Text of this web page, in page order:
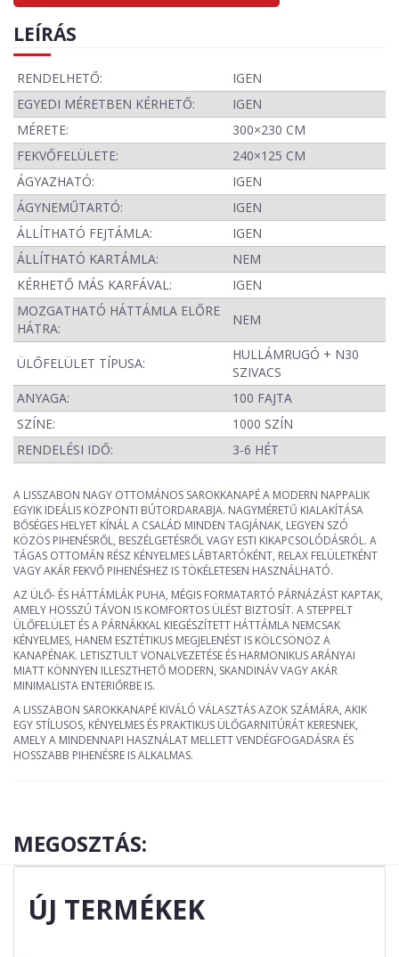
LEÍRÁS
RENDELHETŐ:
IGEN
EGYEDI MÉRETBEN KÉRHETŐ:
IGEN
MÉRETE:
300×230 CM
FEKVŐFELÜLETE:
240×125 CM
ÁGYAZHATÓ:
IGEN
ÁGYNEMŰTARTÓ:
IGEN
ÁLLÍTHATÓ FEJTÁMLA:
IGEN
ÁLLÍTHATÓ KARTÁMLA:
NEM
KÉRHETŐ MÁS KARFÁVAL:
IGEN
MOZGATHATÓ HÁTTÁMLA ELŐRE
HÁTRA:
NEM
ÜLŐFELÜLET TÍPUSA:
HULLÁMRUGÓ + N30
SZIVACS
ANYAGA:
100 FAJTA
SZÍNE:
1000 SZÍN
RENDELÉSI IDŐ:
3-6 HÉT
A LISSZABON NAGY OTTOMÁNOS SAROKKANAPÉ A MODERN NAPPALIK
EGYIK IDEÁLIS KÖZPONTI BÚTORDARABJA. NAGYMÉRETŰ KIALAKÍTÁSA
BŐSÉGES HELYET KÍNÁL A CSALÁD MINDEN TAGJÁNAK, LEGYEN SZÓ
KÖZÖS PIHENÉSRŐL, BESZÉLGETÉSRŐL VAGY ESTI KIKAPCSOLÓDÁSRÓL. A
TÁGAS OTTOMÁN RÉSZ KÉNYELMES LÁBTARTÓKÉNT, RELAX FELÜLETKÉNT
VAGY AKÁR FEKVŐ PIHENÉSHEZ IS TÖKÉLETESEN HASZNÁLHATÓ.
AZ ÜLŐ- ÉS HÁTTÁMLÁK PUHA, MÉGIS FORMATARTÓ PÁRNÁZÁST KAPTAK,
AMELY HOSSZÚ TÁVON IS KOMFORTOS ÜLÉST BIZTOSÍT. A STEPPELT
ÜLŐFELÜLET ÉS A PÁRNÁKKAL KIEGÉSZÍTETT HÁTTÁMLA NEMCSAK
KÉNYELMES, HANEM ESZTÉTIKUS MEGJELENÉST IS KÖLCSÖNÖZ A
KANAPÉNAK. LETISZTULT VONALVEZETÉSE ÉS HARMONIKUS ARÁNYAI
MIATT KÖNNYEN ILLESZTHETŐ MODERN, SKANDINÁV VAGY AKÁR
MINIMALISTA ENTERIŐRBE IS.
A LISSZABON SAROKKANAPÉ KIVÁLÓ VÁLASZTÁS AZOK SZÁMÁRA, AKIK
EGY STÍLUSOS, KÉNYELMES ÉS PRAKTIKUS ÜLŐGARNITÚRÁT KERESNEK,
AMELY A MINDENNAPI HASZNÁLAT MELLETT VENDÉGFOGADÁSRA ÉS
HOSSZABB PIHENÉSRE IS ALKALMAS.
MEGOSZTÁS:
ÚJ TERMÉKEK